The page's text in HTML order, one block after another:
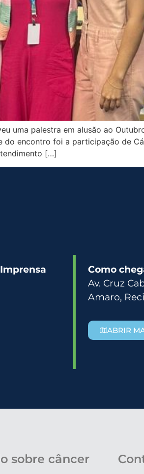
uma palestra em alusão ao
encontro foi a participação de
[…]
Como
Av. Cruz
Amaro,
ABRIR
sobre câncer